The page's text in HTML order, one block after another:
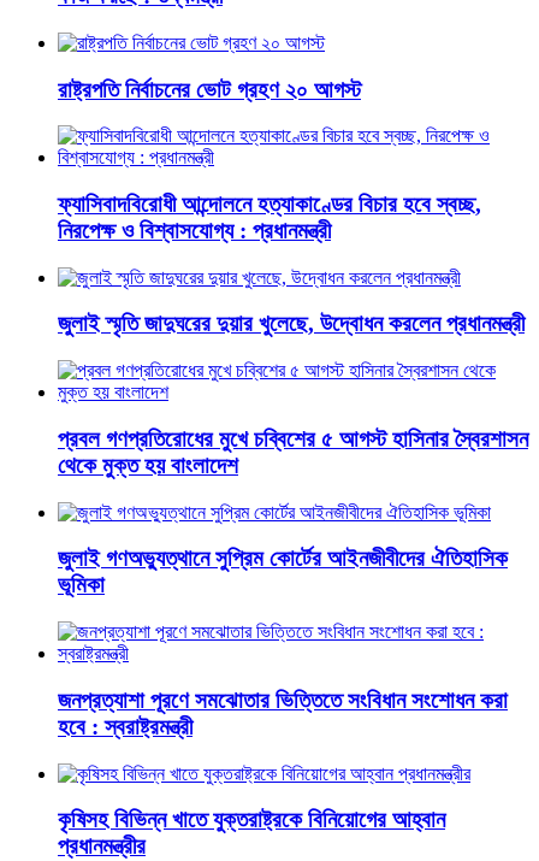
রাষ্ট্রপতি নির্বাচনের ভোট গ্রহণ ২০ আগস্ট
ফ্যাসিবাদবিরোধী আন্দোলনে হত্যাকাণ্ডের বিচার হবে স্বচ্ছ,
নিরপেক্ষ ও বিশ্বাসযোগ্য : প্রধানমন্ত্রী
জুলাই স্মৃতি জাদুঘরের দুয়ার খুলেছে, উদ্বোধন করলেন প্রধানমন্ত্রী
প্রবল গণপ্রতিরোধের মুখে চব্বিশের ৫ আগস্ট হাসিনার স্বৈরশাসন
থেকে মুক্ত হয় বাংলাদেশ
জুলাই গণঅভ্যুত্থানে সুপ্রিম কোর্টের আইনজীবীদের ঐতিহাসিক
ভূমিকা
জনপ্রত্যাশা পূরণে সমঝোতার ভিত্তিতে সংবিধান সংশোধন করা
হবে : স্বরাষ্ট্রমন্ত্রী
কৃষিসহ বিভিন্ন খাতে যুক্তরাষ্ট্রকে বিনিয়োগের আহ্বান
প্রধানমন্ত্রীর